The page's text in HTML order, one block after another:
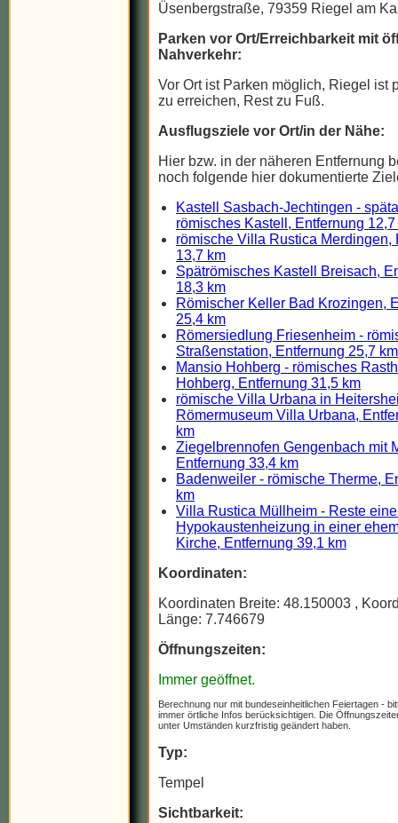
Üsenbergstraße, 79359 Riegel am
Parken vor Ort/Erreichbarkeit mit
Nahverkehr:
Vor Ort ist Parken möglich, Riegel ist
zu erreichen, Rest zu Fuß.
Ausflugsziele vor Ort/in der Nähe:
Hier bzw. in der näheren Entfernung
noch folgende hier dokumentierte
Kastell Sasbach-Jechtingen -
römisches Kastell, Entfernung 12,7
römische Villa Rustica Merdingen,
13,7 km
Spätrömisches Kastell Breisach,
18,3 km
Römischer Keller Bad Krozingen,
25,4 km
Römersiedlung Friesenheim -
Straßenstation, Entfernung 25,7 km
Mansio Hohberg - römisches
Hohberg, Entfernung 31,5 km
römische Villa Urbana in
Römermuseum Villa Urbana,
km
Ziegelbrennofen Gengenbach mit
Entfernung 33,4 km
Badenweiler - römische Therme,
km
Villa Rustica Müllheim - Reste
Hypokaustenheizung in einer
Kirche, Entfernung 39,1 km
Koordinaten:
Koordinaten Breite: 48.150003 ,
Länge: 7.746679
Öffnungszeiten:
Immer geöffnet.
Berechnung nur mit bundeseinheitlichen Feiertagen -
immer örtliche Infos berücksichtigen. Die
unter Umständen kurzfristig geändert haben.
Typ:
Tempel
Sichtbarkeit: